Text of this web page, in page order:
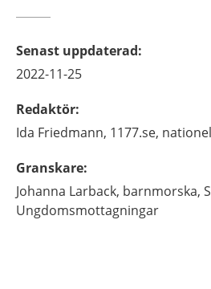
Senast uppdaterad:
2022-11-25
Redaktör:
Ida Friedmann, 1177.se,
Granskare:
Johanna Larback, barnmorska,
Ungdomsmottagningar